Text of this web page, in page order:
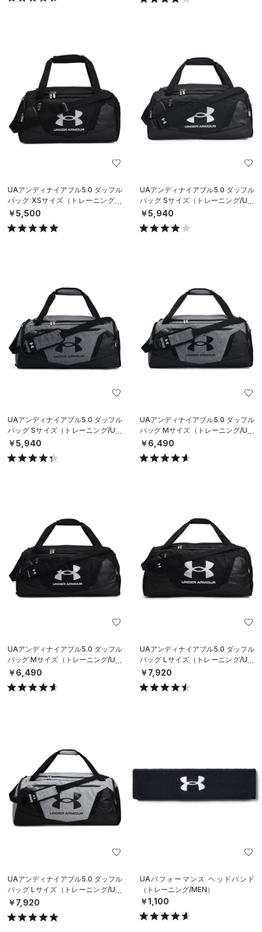
UAアンディナイアブル5.0 ダッフル
バッグ XSサイズ（トレーニング/U
NISEX）
￥5,500
UAアンディナイアブル5.0 ダッフル
バッグ Sサイズ（トレーニング/UNI
SEX）
￥5,940
UAアンディナイアブル5.0 ダッフル
バッグ Sサイズ（トレーニング/UNI
SEX）
￥5,940
UAアンディナイアブル5.0 ダッフル
バッグ Mサイズ（トレーニング/UNI
SEX）
￥6,490
UAアンディナイアブル5.0 ダッフル
バッグ Mサイズ（トレーニング/UNI
SEX）
￥6,490
UAアンディナイアブル5.0 ダッフル
バッグ Lサイズ（トレーニング/UNI
SEX）
￥7,920
UAアンディナイアブル5.0 ダッフル
バッグ Lサイズ（トレーニング/UNI
SEX）
￥7,920
UAパフォーマンス ヘッドバンド
（トレーニング/MEN）
￥1,100